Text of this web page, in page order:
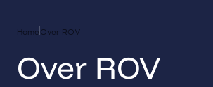
Home Over ROV
Over ROV